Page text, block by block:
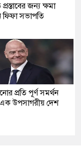
প্রস্তাবের জন্য ক্ষমা
ফিফা সভাপতি
প্রতি পূর্ণ সমর্থন
উপসাগরীয় দেশ